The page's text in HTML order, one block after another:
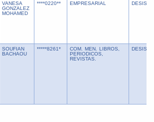
VANESA
GONZALEZ
MOHAMED
****0220** EMPRESARIAL
SOUFIAN
BACHAOU
*****8261*
COM. MEN. LIBROS,
PERIODICOS,
REVISTAS.